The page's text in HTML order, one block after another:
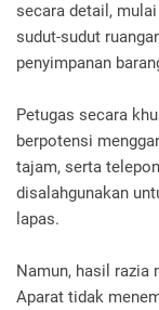
secara detail,
sudut-sudut
penyimpanan
Petugas secara
berpotensi
tajam, serta
disalahgunakan
lapas.
Namun, hasil razia
Aparat tidak